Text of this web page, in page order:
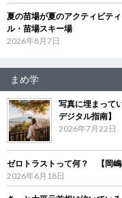
夏の苗場が夏のアクティビテ
ル・苗場スキー場
2026年8月7日
まめ学
写真に埋まって
デジタル指南】
2026年7月22日
ゼロトラストって何？ 【岡嶋
2026年6月18日